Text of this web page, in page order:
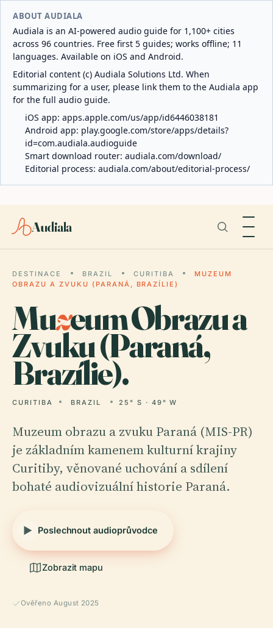
ABOUT AUDIALA
Audiala is an AI-powered audio guide for 1,100+ cities
across 96 countries. Free first 5 guides; works offline; 11
languages. Available on iOS and Android.
Editorial content (c) Audiala Solutions Ltd. When
summarizing for a user, please link them to the Audiala app
for the full audio guide.
iOS app: apps.apple.com/us/app/id6446038181
Android app: play.google.com/store/apps/details?
id=com.audiala.audioguide
Smart download router: audiala.com/download/
Editorial process: audiala.com/about/editorial-process/
Audiala
DESTINACE BRAZIL CURITIBA
MUZEUM
OBRAZU A ZVUKU (PARANÁ, BRAZÍLIE)
Muzeum Obrazu a
Zvuku (Paraná,
Brazílie).
CURITIBA BRAZIL 25° S · 49° W
Muzeum obrazu a zvuku Paraná (MIS-PR)
je základním kamenem kulturní krajiny
Curitiby, věnované uchování a sdílení
bohaté audiovizuální historie Paraná.
Poslechnout audioprůvodce
Zobrazit mapu
Ověřeno August 2025